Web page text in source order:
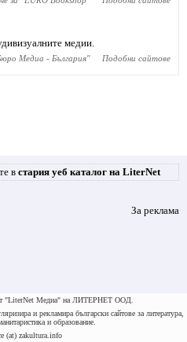
медии.
Медиа - България" Подобни сайтове
в стария уеб каталог на LiterNet
За реклама
от "LiterNet Медиа" на ЛИТЕРНЕТ ООД.
и рекламира български сайтове за литература,
и образование.
(at) zakultura.info